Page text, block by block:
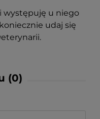
i występuję u niego
udaj się
(0)